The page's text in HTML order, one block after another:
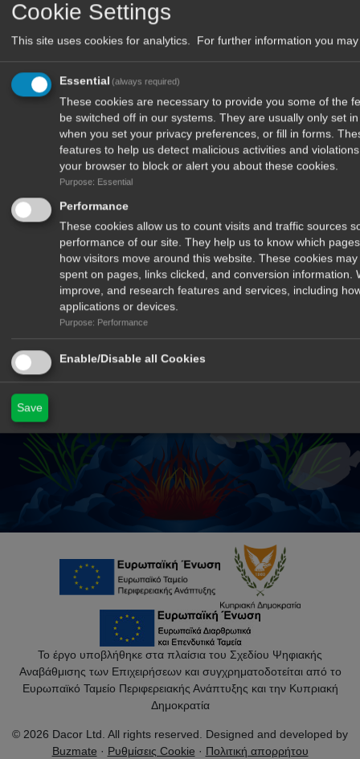
Στείλτε μας μήνυμα
E-mail
Αποστολή
Το έργο υποβλήθηκε στα πλαίσια του Σχεδίου Ψηφιακής
Αναβάθμισης των Επιχειρήσεων και συγχρηματοδοτείται από το
Ευρωπαϊκό Ταμείο Περιφερειακής Ανάπτυξης και την Κυπριακή
Δημοκρατία
© 2026 Dacor Ltd. All rights reserved. Designed and developed by
Buzmate · Ρυθμίσεις Cookie · Πολιτική απορρήτου
Cookie Settings
This site uses cookies for analytics. For further information you
Essential (always required)
These cookies are necessary to provide you some of the
be switched off in our systems. They are usually only set
when you set your privacy preferences, or fill in forms.
features to help us detect malicious activities and
your browser to block or alert you about these cookies.
Purpose: Essential
Performance
These cookies allow us to count visits and traffic sources
performance of our site. They help us to know which
how visitors move around this website. These cookies
spent on pages, links clicked, and conversion
improve, and research features and services, including
applications or devices.
Purpose: Performance
Enable/Disable all Cookies
Save